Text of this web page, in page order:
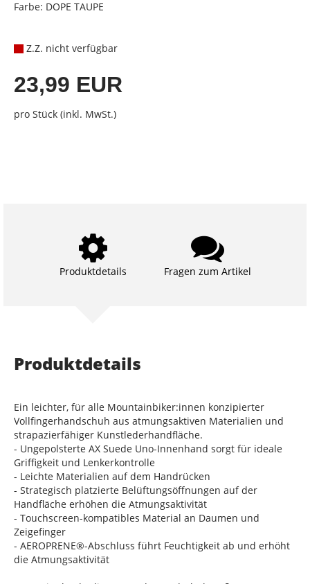
Farbe: DOPE TAUPE
Z.Z. nicht verfügbar
23,99 EUR
pro Stück (inkl. MwSt.)
Produktdetails Fragen zum Artikel
Produktdetails
Ein leichter, für alle Mountainbiker:innen konzipierter
Vollfingerhandschuh aus atmungsaktiven Materialien und
strapazierfähiger Kunstlederhandfläche.
- Ungepolsterte AX Suede Uno-Innenhand sorgt für ideale
Griffigkeit und Lenkerkontrolle
- Leichte Materialien auf dem Handrücken
- Strategisch platzierte Belüftungsöffnungen auf der
Handfläche erhöhen die Atmungsaktivität
- Touchscreen-kompatibles Material an Daumen und
Zeigefinger
- AEROPRENE®-Abschluss führt Feuchtigkeit ab und erhöht
die Atmungsaktivität